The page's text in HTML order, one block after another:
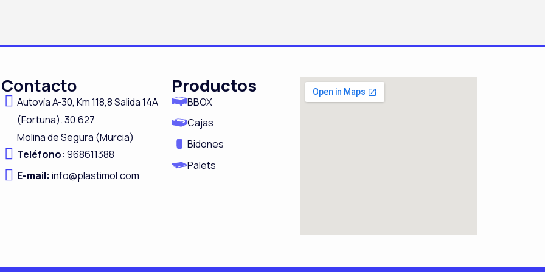
Contacto
Autovía A-30, Km 118,8Salida 14A
(Fortuna).30.627
Molina de Segura (Murcia)
Teléfono: 968611388
E-mail: info@plastimol.com
Productos
BBOX
Cajas
Bidones
Palets